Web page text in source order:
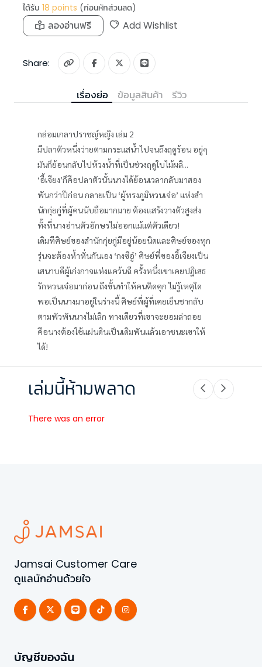
ได้รับ 18 points (ก่อนหักส่วนลด)
ลองอ่านฟรี Add Wishlist
Share:
เรื่องย่อ ข้อมูลสินค้า รีวิว
กล่อมเกลาปราชญ์หญิง เล่ม 2
มีปลาตัวหนึ่งว่ายตามกระแสน้ำไปจนถึงฤดูร้อน อยู่ๆ
มันก็ย้อนกลับไปห้วงน้ำที่เป็นช่วงฤดูใบไม้ผลิ...
‘อี้เจียง’ก็คือปลาตัวนั้นนางได้ย้อนเวลากลับมาสอง
พันกว่าปีก่อน กลายเป็น ‘ผู้ทรงภูมิหวนเจ๋อ’ แห่งสำ
นักกุ่ยกู่ที่ผู้คนนับถือมากมาย ต้องแสร้งวางตัวสูงส่ง
ทั้งที่นางอ่านตัวอักษรไม่ออกแม้แต่ตัวเดียว!
เดิมทีศิษย์ของสำนักกุ่ยกู่มีอยู่น้อยนิดและศิษย์ของทุก
รุ่นจะต้องห้ำหั่นกันเอง ‘กงซีอู๋’ ศิษย์พี่ของอี้เจียงเป็น
เสนาบดีผู้เก่งกาจแห่งแคว้นฉี ครั้งหนึ่งเขาเคยปฏิเสธ
รักหวนเจ๋อมาก่อน ถึงขั้นทำให้คนติดคุก ไม่รู้เหตุใด
พอเป็นนางมาอยู่ในร่างนี้ ศิษย์พี่ผู้ที่เคยเย็นชากลับ
ตามพัวพันนางไม่เลิก ทางเดียวที่เขาจะยอมล่าถอย
คือนางต้องใช้แผ่นดินเป็นเดิมพันแล้วเอาชนะเขาให้
ได้!
เล่มนี้ห้ามพลาด
There was an error
Jamsai Customer Care
ดูแลนักอ่านด้วยใจ
บัญชีของฉัน